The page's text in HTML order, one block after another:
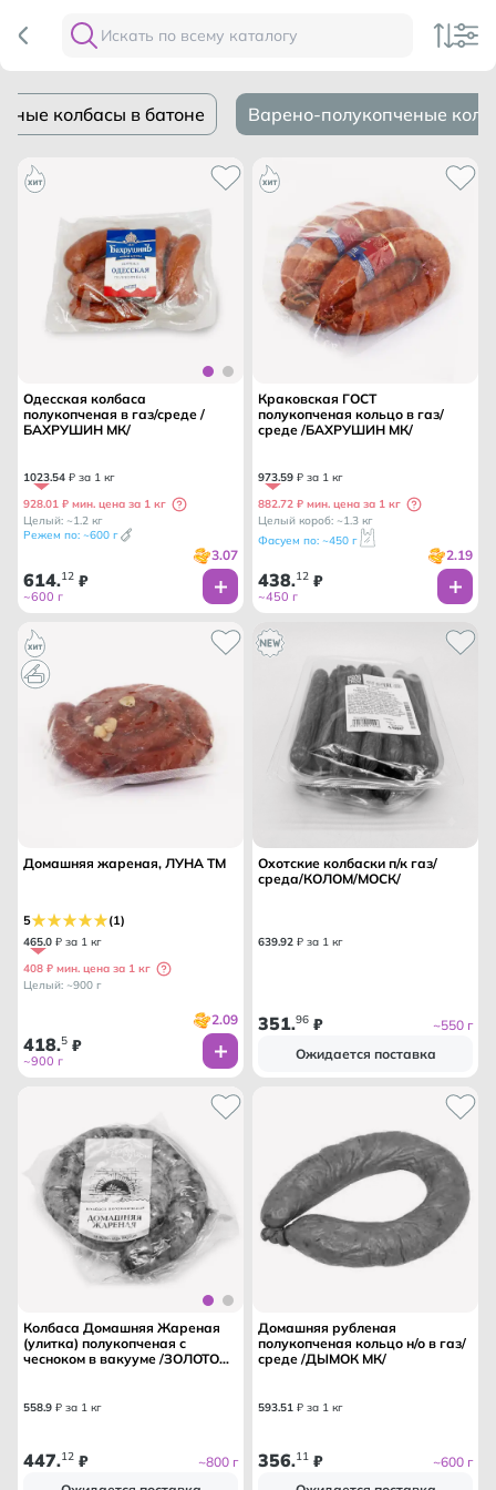
колбасы в батоне Варено-полукопченые
Одесская колбаса
полукопченая в газ/среде /
БАХРУШИН МК/
1023.54 ₽ за 1 кг
928.01 ₽ мин. цена за 1 кг
Целый: ~1.2 кг
Режем по: ~600 г
3.07
614.12 ₽
~600 г
Краковская ГОСТ
полукопченая кольцо в газ/
среде /БАХРУШИН МК/
973.59 ₽ за 1 кг
882.72 ₽ мин. цена за 1 кг
Целый короб: ~1.3 кг
Фасуем по: ~450 г
2.19
438.12 ₽
~450 г
Домашняя жареная, ЛУНА ТМ
5 (1)
465.0 ₽ за 1 кг
408 ₽ мин. цена за 1 кг
Целый: ~900 г
2.09
418.5 ₽
~900 г
Охотские колбаски п/к газ/
среда/КОЛОМ/МОСК/
639.92 ₽ за 1 кг
351.96 ₽
~550 г
Ожидается поставка
Колбаса Домашняя Жареная
(улитка) полукопченая с
чесноком в вакууме /ЗОЛОТОЙ
558.9 ₽ за 1 кг
447.12 ₽
~800 г
Домашняя рубленая
полукопченая кольцо н/о в газ/
среде /ДЫМОК МК/
593.51 ₽ за 1 кг
356.11 ₽
~600 г